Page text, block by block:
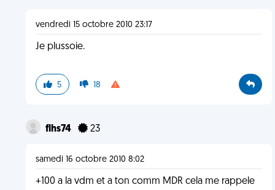
vendredi 15 octobre 2010 23:17
Je plussoie.
5 18
flhs74 23
samedi 16 octobre 2010 8:02
+100 a la vdm et a ton comm MDR cela me rappele